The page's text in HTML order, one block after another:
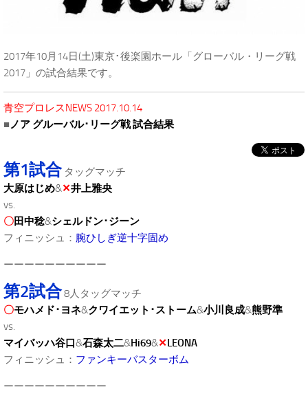
2017年10月14日(土)東京･後楽園ホール「グローバル・リーグ戦
2017」の試合結果です。
青空プロレスNEWS 2017.10.14
■ノア グルーバル･リーグ戦 試合結果
第1試合タッグマッチ
大原はじめ&✕井上雅央
vs.
〇田中稔&シェルドン･ジーン
フィニッシュ： 腕ひしぎ逆十字固め
ーーーーーーーーーー
第2試合8人タッグマッチ
〇モハメド･ヨネ&クワイエット･ストーム&小川良成&熊野準
vs.
マイバッハ谷口&石森太二&Hi69&✕LEONA
フィニッシュ： ファンキーバスターボム
ーーーーーーーーーー